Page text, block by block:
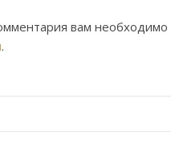
вам необходимо
.